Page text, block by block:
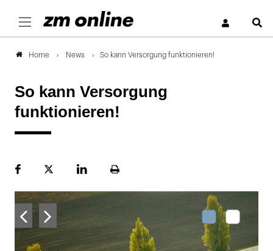
Home News So kann Versorgung funktionieren!
So kann Versorgung
funktionieren!
FacebookPlattformLinekdInSeite